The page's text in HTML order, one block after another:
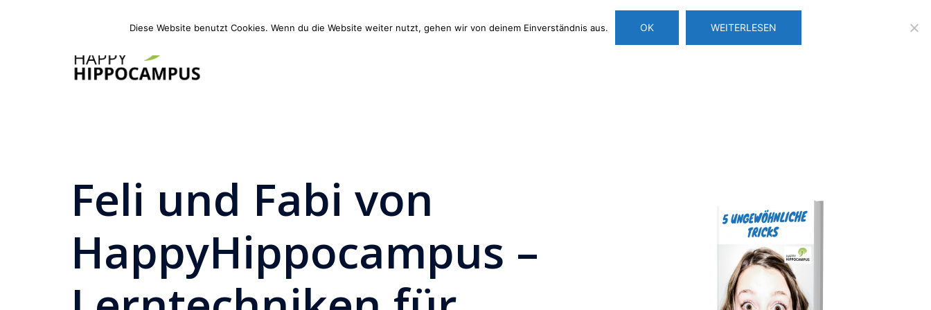
Kostenlos Über uns Login
Feli und Fabi von
HappyHippocampus –
Diese Website benutzt Cookies. Wenn du die Website weiter nutzt, gehen wir von deinem Einverständnis aus. OK WEITERLESEN